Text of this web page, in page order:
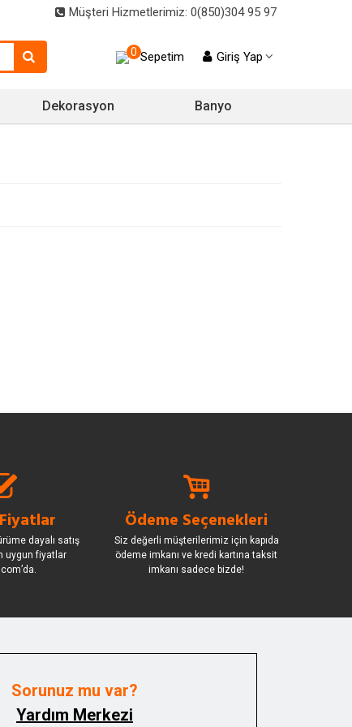
Müşteri Hizmetlerimiz: 0(850)304 95 97
0 Sepetim Giriş Yap
Dekorasyon Banyo
dayalı satış
uygun fiyatlar
Ödeme Seçenekleri
Siz değerli müşterilerimiz için kapıda
ödeme imkanı ve kredi kartına taksit
imkanı sadece bizde!
Sorunuz mu var?
Yardım Merkezi